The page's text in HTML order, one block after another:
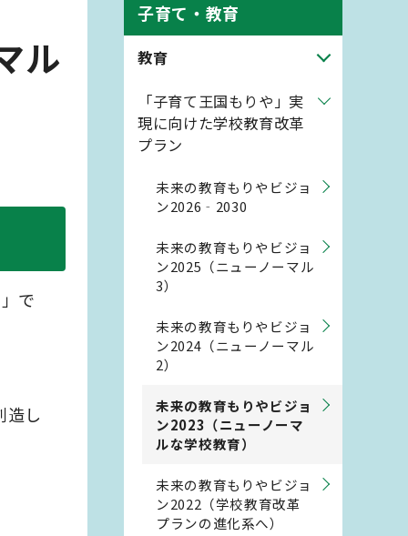
ル
で
造し
子育て・教育
教育
「子育て王国もりや」実
現に向けた学校教育改革
プラン
未来の教育もりやビジョ
ン2026‐2030
未来の教育もりやビジョ
ン2025（ニューノーマル
3）
未来の教育もりやビジョ
ン2024（ニューノーマル
2）
未来の教育もりやビジョ
ン2023（ニューノーマ
ルな学校教育）
未来の教育もりやビジョ
ン2022（学校教育改革
プランの進化系へ）